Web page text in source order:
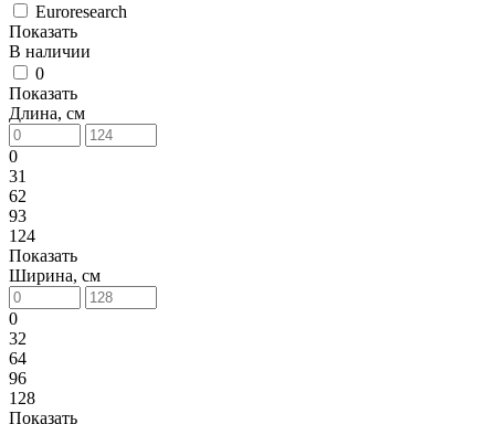
Euroresearch
Показать
В наличии
0
Показать
Длина, см
0
31
62
93
124
Показать
Ширина, см
0
32
64
96
128
Показать